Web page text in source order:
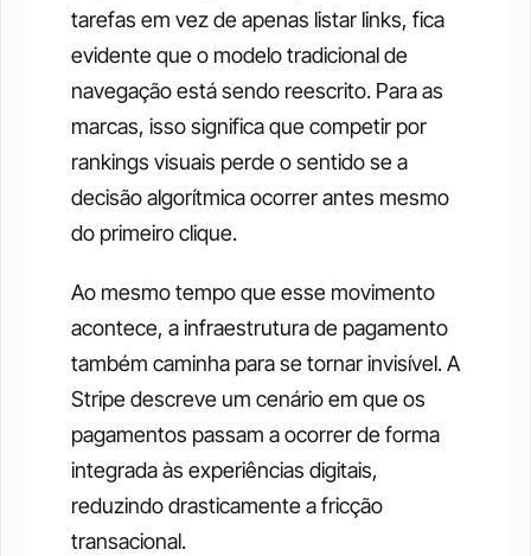
tarefas em vez de apenas listar links, fica
evidente que o modelo tradicional de
navegação está sendo reescrito. Para as
marcas, isso significa que competir por
rankings visuais perde o sentido se a
decisão algorítmica ocorrer antes mesmo
do primeiro clique.
Ao mesmo tempo que esse movimento
acontece, a infraestrutura de pagamento
também caminha para se tornar invisível. A
Stripe descreve um cenário em que os
pagamentos passam a ocorrer de forma
integrada às experiências digitais,
reduzindo drasticamente a fricção
transacional.